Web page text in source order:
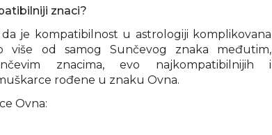
znaci?
je kompatibilnost u astrologiji komplikovana
više od samog Sunčevog znaka međutim,
znacima, evo najkompatibilnijih i
rođene u znaku Ovna.
Ovna: